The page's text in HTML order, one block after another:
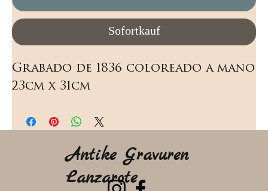
Sofortkauf
Grabado de 1836 coloreado a mano
23cm x 31cm
Antike Gravuren
Lanzarote